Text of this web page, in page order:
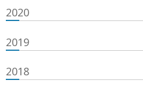
2020
2019
2018